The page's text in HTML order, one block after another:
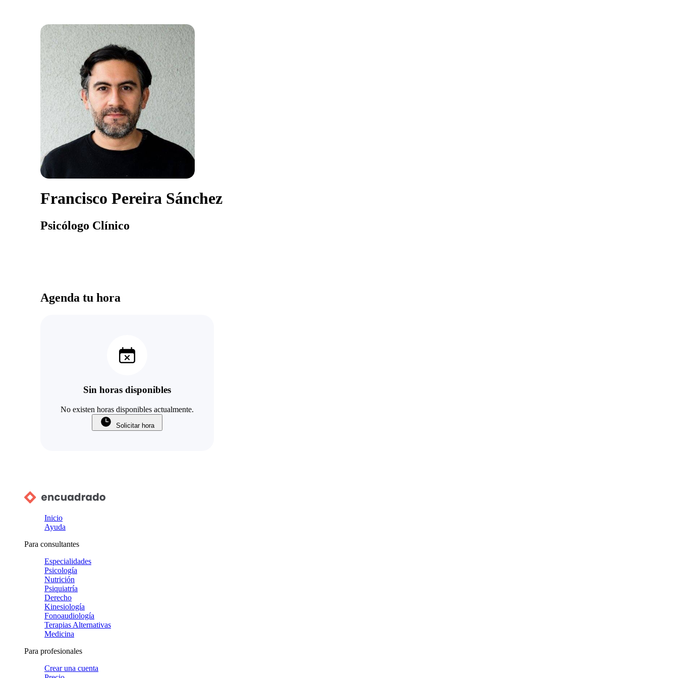
Francisco Pereira Sánchez
Psicólogo Clínico
Agenda tu hora
Sin horas disponibles
No existen horas disponibles actualmente.
Solicitar hora
Inicio
Ayuda
Para consultantes
Especialidades
Psicología
Nutrición
Psiquiatría
Derecho
Kinesiología
Fonoaudiología
Terapias Alternativas
Medicina
Para profesionales
Crear una cuenta